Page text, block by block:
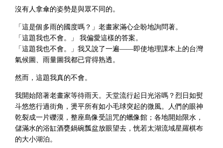
沒有人拿傘的姿勢是與眾不同的。
「這是個多雨的國度嗎？」老畫家滿心企盼地詢問著。
「這題我也不會。」 我偏愛這樣的答案。
「這題我也不會。」我又說了一遍——即使地理課本上的台灣
氣候圖、雨量圖我都已背得熟透。
然而，這題我真的不會。
我開始陪著老畫家等待雨天。天堂流行起日光浴嗎？烈日如熨
斗悠悠行過街角，燙平所有如小毛球突起的微風。人們的眼神
乾裂成一片礫漠，整座島像受詛咒的蠟像館；各地開始限水，
儲滿水的浴缸酒甕鍋碗瓢盆放眼望去，恍若太湖流域星羅棋布
的大小湖泊。